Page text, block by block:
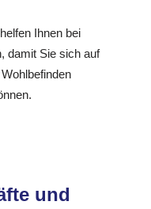
Ihnen bei
damit Sie sich auf
und